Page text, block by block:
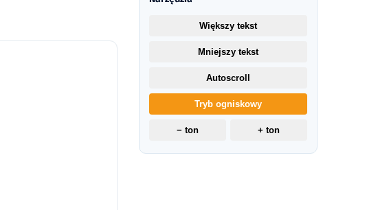
Większy tekst
Mniejszy tekst
Autoscroll
Tryb ogniskowy
− ton + ton